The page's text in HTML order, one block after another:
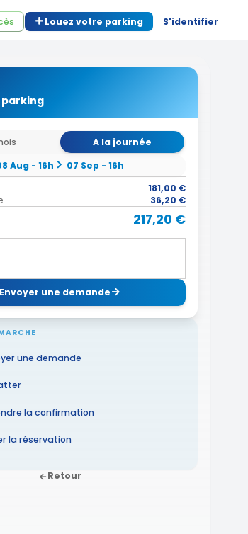
Louez votre parking S'identifier
parking
A la journée
Aug - 16h
07 Sep - 16h
181,00 €
36,20 €
217,20 €
Envoyer une demande
une demande
la confirmation
la réservation
Retour